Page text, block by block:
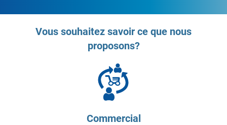
Vous souhaitez savoir ce que nous
proposons?
Commercial